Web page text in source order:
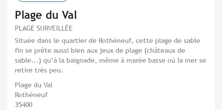
Plage du Val
PLAGE SURVEILLÉE
Située dans le quartier de Rothéneuf, cette plage de sable
fin se prête aussi bien aux jeux de plage (châteaux de
sable...) qu’à la baignade, même à marée basse où la mer se
retire très peu.
Plage du Val
Rothéneuf
35400